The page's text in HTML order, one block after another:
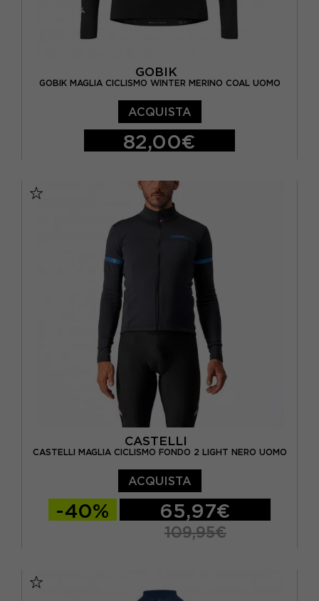
GOBIK
GOBIK MAGLIA CICLISMO WINTER MERINO COAL UOMO
ACQUISTA
82,00€
CASTELLI
CASTELLI MAGLIA CICLISMO FONDO 2 LIGHT NERO UOMO
ACQUISTA
-40% 65,97€
109,95€